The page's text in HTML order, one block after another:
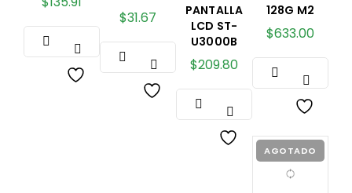
$31.67
PANTALLA
LCD ST-
U3000B
$209.80
128G M2
$633.00
AGOTADO